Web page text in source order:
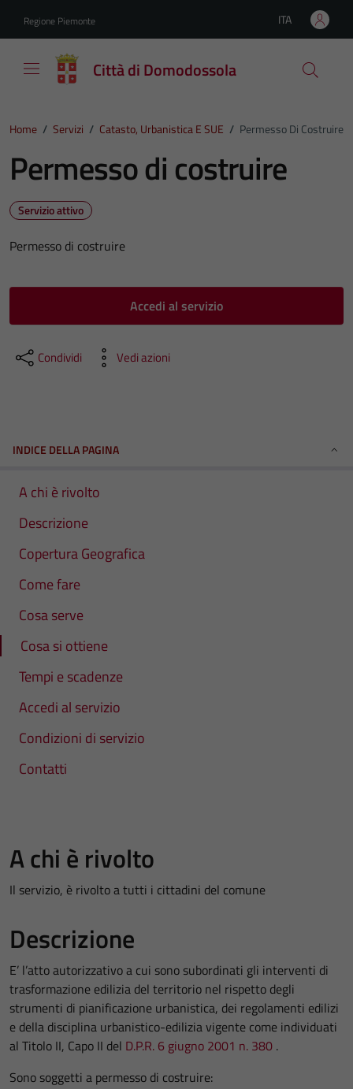
Regione Piemonte Lingua attiva:
ITA
Città di Domodossola
Home / Servizi / Catasto, Urbanistica E SUE / Permesso Di Costruire
Permesso di costruire
Servizio attivo
Permesso di costruire
Accedi al servizio
Condividi Vedi azioni
INDICE DELLA PAGINA
A chi è rivolto
Descrizione
Copertura Geografica
Come fare
Cosa serve
Cosa si ottiene
Tempi e scadenze
Accedi al servizio
Condizioni di servizio
Contatti
A chi è rivolto
Il servizio, è rivolto a tutti i cittadini del comune
Descrizione
E’ l’atto autorizzativo a cui sono subordinati gli interventi di
trasformazione edilizia del territorio nel rispetto degli
strumenti di pianificazione urbanistica, dei regolamenti edilizi
e della disciplina urbanistico-edilizia vigente come individuati
al Titolo II, Capo II del D.P.R. 6 giugno 2001 n. 380 .
Sono soggetti a permesso di costruire: